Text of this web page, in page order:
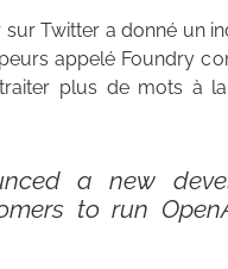
Twitter a donné un
appelé Foundry
plus de mots à
a new
to run